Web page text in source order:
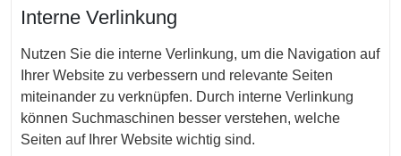
Interne Verlinkung
Nutzen Sie die interne Verlinkung, um die Navigation auf
Ihrer Website zu verbessern und relevante Seiten
miteinander zu verknüpfen. Durch interne Verlinkung
können Suchmaschinen besser verstehen, welche
Seiten auf Ihrer Website wichtig sind.